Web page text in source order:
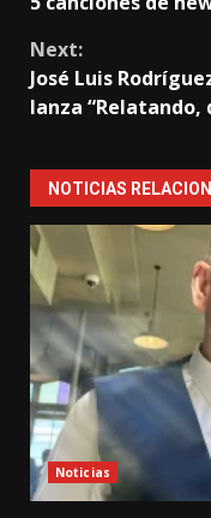
Next:
José Luis
lanza “Relatando,
NOTICIAS
Noticias